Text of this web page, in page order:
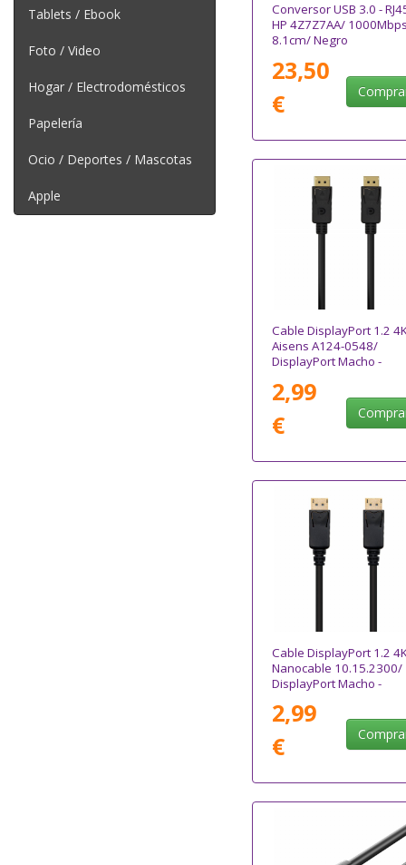
Tablets / Ebook
Foto / Video
Hogar / Electrodomésticos
Papelería
Ocio / Deportes / Mascotas
Apple
Conversor USB 3.0 -
HP 4Z7Z7AA/
8.1cm/ Negro
23,50
€
Cable DisplayPort 1.2
Aisens A124-0548/
DisplayPort Macho -
5W/ 2300Mbps/ 50cm/
Negro
2,99
€
Cable DisplayPort 1.2
Nanocable 10.15.2300/
DisplayPort Macho -
Negro
2,99
€